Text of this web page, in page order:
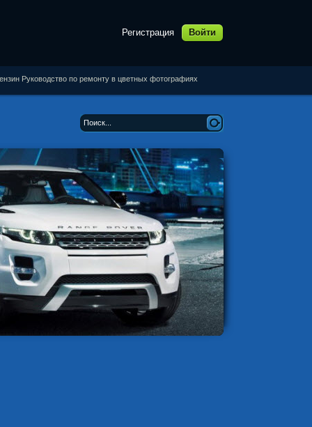
Регистрация Войти
Руководство по ремонту в цветных фотографиях